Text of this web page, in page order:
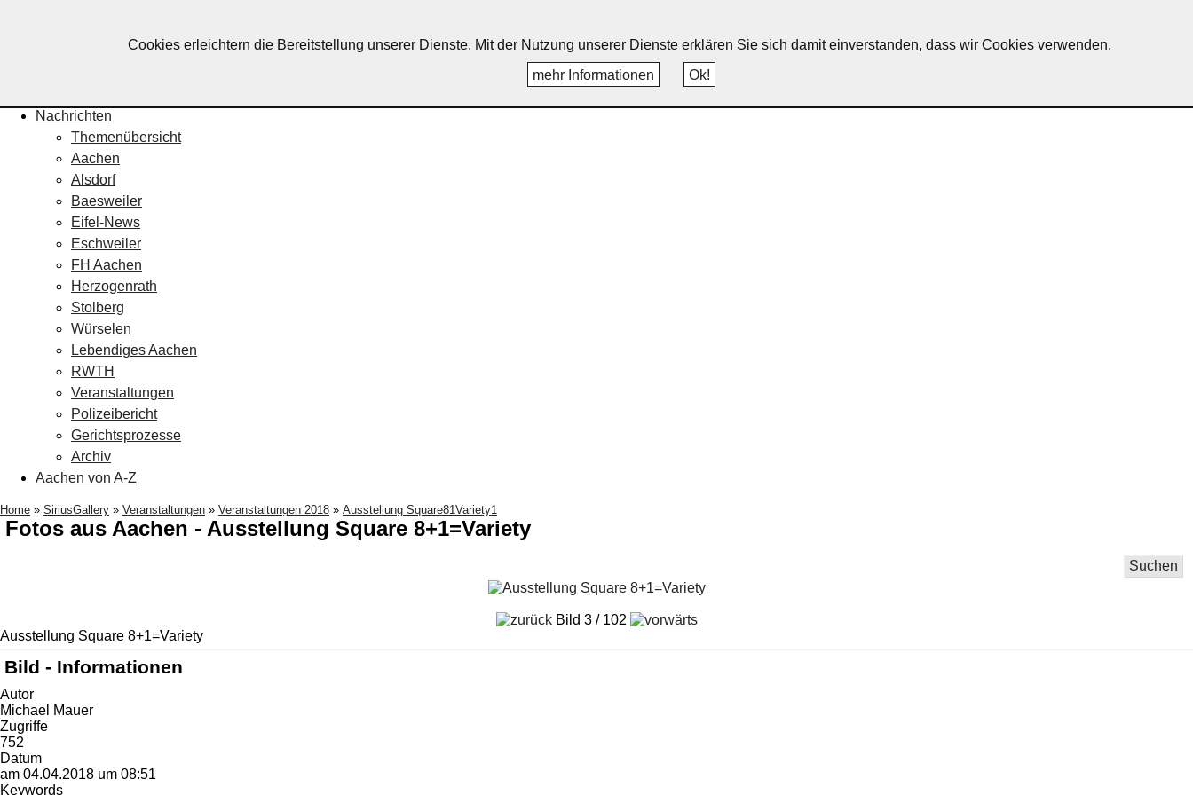
Nachrichten
Themenübersicht
Aachen
Alsdorf
Baesweiler
Eifel-News
Eschweiler
FH Aachen
Herzogenrath
Stolberg
Würselen
Lebendiges Aachen
RWTH
Veranstaltungen
Polizeibericht
Gerichtsprozesse
Archiv
Aachen von A-Z
Home » SiriusGallery » Veranstaltungen » Veranstaltungen 2018 » Ausstellung Square81Variety1
Fotos aus Aachen - Ausstellung Square 8+1=Variety
Suchen
Bild 3 / 102
Ausstellung Square 8+1=Variety
Bild - Informationen
Autor
Michael Mauer
Zugriffe
752
Datum
am 04.04.2018 um 08:51
Keywords
Cookies erleichtern die Bereitstellung unserer Dienste. Mit der Nutzung unserer Dienste erklären Sie sich damit einverstanden, dass wir Cookies verwenden.
mehr Informationen
Ok!